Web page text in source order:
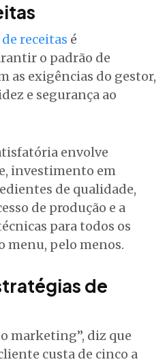
receitas é
o padrão de
as exigências do gestor,
e segurança ao
envolve
investimento em
de qualidade,
de produção e a
para todos os
menu, pelo menos.
de
marketing”, diz que
custa de cinco a